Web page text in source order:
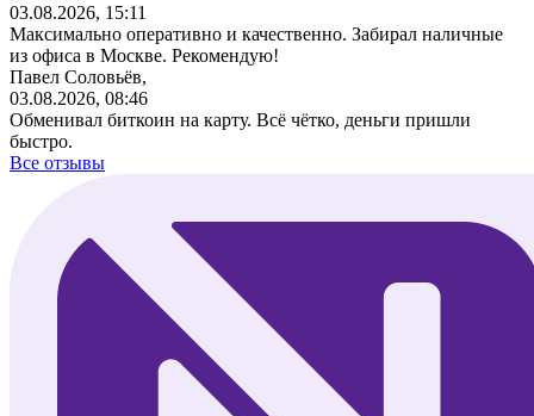
03.08.2026, 15:11
Максимально оперативно и качественно. Забирал наличные
из офиса в Москве. Рекомендую!
Павел Соловьёв,
03.08.2026, 08:46
Обменивал биткоин на карту. Всё чётко, деньги пришли
быстро.
Все отзывы